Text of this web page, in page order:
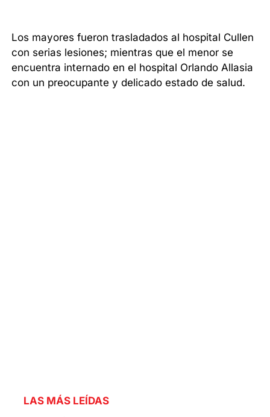
Los mayores fueron trasladados al hospital Cullen
con serias lesiones; mientras que el menor se
encuentra internado en el hospital Orlando Allasia
con un preocupante y delicado estado de salud.
LAS MÁS LEÍDAS